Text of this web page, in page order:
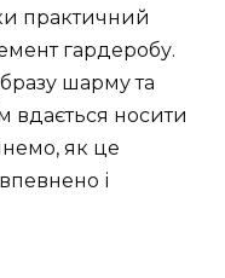
практичний
гардеробу.
шарму та
вдається носити
як це
і